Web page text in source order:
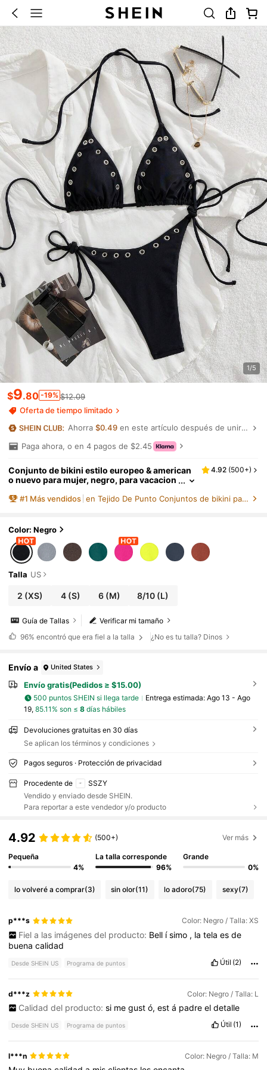
1/5
$9.80 -19% $12.09
Oferta de tiempo limitado
Ahorra $0.49en este artículo después de unirte.
Paga ahora, o en 4 pagos de $2.45
Conjunto de bikini estilo europeo & american
o nuevo para mujer, negro, para vacacion
4.92 (500+)
#1 Más vendidos en Tejido De Punto Conjuntos de bikini para mujer
Color: Negro
Talla US
2 (XS) 4(S) 6(M) 8/10 (L)
Verificar mi tamaño
Guía de Tallas
96% encontró que era fiel a la talla ¿No es tu talla? Dinos
Envío a United States
Envío gratis(Pedidos ≥ $15.00)
500 puntos SHEIN si llega tarde Entrega estimada: Ago 13 - Ago
19, 85.11% son ≤ 8días hábiles
Devoluciones gratuitas en 30 días
Se aplican los términos y condiciones
Pagos seguros · Protección de privacidad
Procedente de
SSZY
Vendido y enviado desde SHEIN.
Para reportar a este vendedor y/o producto
4.92 (500+) Ver más
Pequeña
4%
La talla corresponde
96%
Grande
0%
lo volveré a comprar(3) sin olor(11) lo adoro(75) sexy(7)
p***s Color: Negro / Talla: XS
Fiel a las imágenes del producto: Bell ísimo , la tela es de
buenacalidad
Desde SHEIN US Programa de puntos Útil (2)
d***z Color: Negro / Talla: L
Calidad del producto: si me gust ó, est á padre el detalle
Desde SHEIN US Programa de puntos Útil (1)
l***n Color: Negro / Talla: M